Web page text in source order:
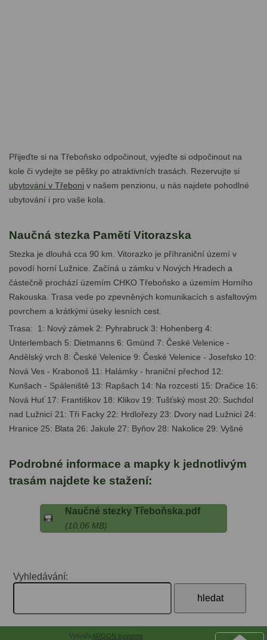
Přijeďte si na Třeboňsko odpočinout, vyjeďte si odpočinout na
kole či vydejte se pěšky po atraktivních trasách. Rezervujte si
ubytování v Třeboni v našem penzionu, u nás najdete pohodlné
ubytování i pro vaše kola.
Naučná stezka Pamětí Vitorazska
Stezka je dlouhá cca 90 km. Vitorazko je příhraniční území v
povodí horní Lužnice. Začíná u zámku v Nových Hradech a
částečně prochází územím CHKO Třeboňsko a územím Horního
Rakouska. Trasa vede po zpevněných komunikacích s asfaltovým
povrchem a krátkými úseky lesních cest.
Trasa: 1: Nový zámek 2: Pyhrabruck 3: Hohenberg 4:
Unterlembach 5: Dietmanns 6: Gmünd 7: České Velenice -
Andělský vrch 8: České Velenice 9: České Velenice - Josefsko 10:
Nová Ves - Krabonoš 11: Halámky - hraniční přechod 12:
Kunšach - Spáleniště 13: Rapšach 14: Na rozcestí 15: Dračice 16:
Nová Huť 17: Františkov 18: Klikov 19: Tušťský most 20: Suchdol
nad Lužnicí 21: Tři Facky 22: Hrdlořezy 23: Dvory nad Lužnicí 24:
Hranice 25: Blata 26: Jakule 27: Byňov 28: Nakolice 29: Vyšné
Podrobné informace a mapky k jednotlivým
trasám najdete ke stažení:
Naučné stezky Třeboňska.pdf
(10,06 MB)
Vyhledávání:
Vytvořil ARGON systems